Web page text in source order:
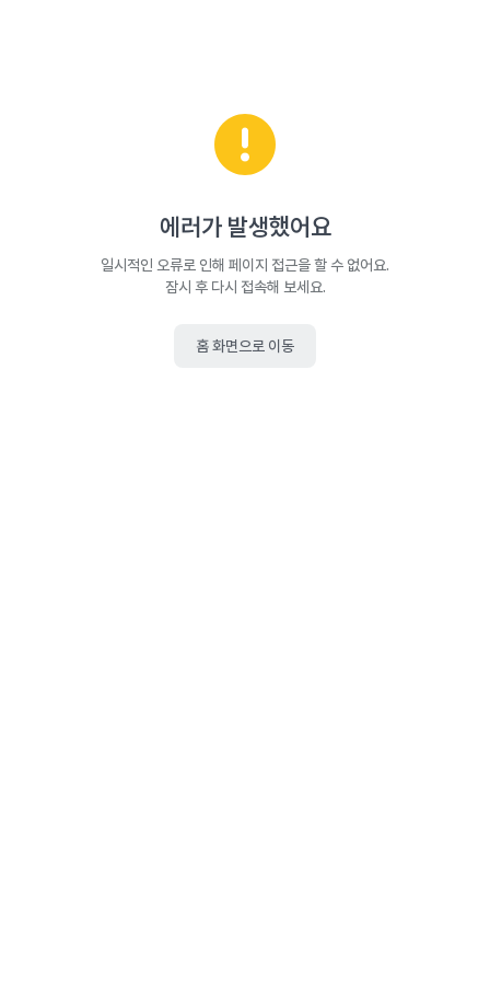
에러가 발생했어요
일시적인 오류로 인해 페이지 접근을 할 수 없어요.
잠시 후 다시 접속해 보세요.
홈 화면으로 이동